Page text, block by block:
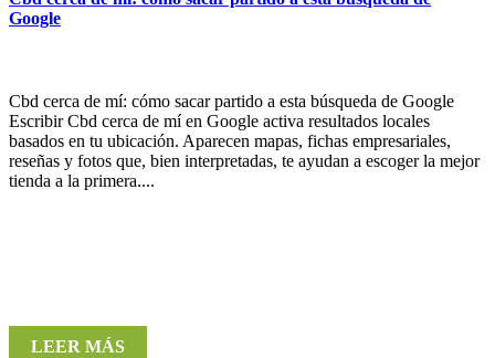
Google
Cbd cerca de mí: cómo sacar partido a esta búsqueda de Google
Escribir Cbd cerca de mí en Google activa resultados locales
basados en tu ubicación. Aparecen mapas, fichas empresariales,
reseñas y fotos que, bien interpretadas, te ayudan a escoger la mejor
tienda a la primera....
LEER MÁS